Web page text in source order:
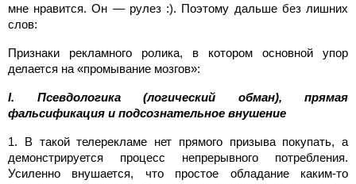
мне нравится. Он — рулез :). Поэтому дальше без лишних
слов:
Признаки рекламного ролика, в котором основной упор
делается на «промывание мозгов»:
I. Псевдологика (логический обман), прямая
фальсификация и подсознательное внушение
1. В такой телерекламе нет прямого призыва покупать, а
демонстрируется процесс непрерывного потребления.
Усиленно внушается, что простое обладание каким-то